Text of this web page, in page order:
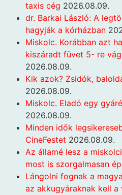
taxis cég 2026.08.09.
dr. Barkai László: A
hagyják a kórházban
Miskolc. Korábban azt
kiszáradt füvet 5- re
2026.08.09.
Kik azok? Zsidók,
2026.08.09.
Miskolc. Eladó egy
2026.08.09.
Minden idők
CineFestet 2026.08.09.
Az államé lesz a
most is szorgalmasan
Lángolni fognak a
az akkugyáraknak kell a